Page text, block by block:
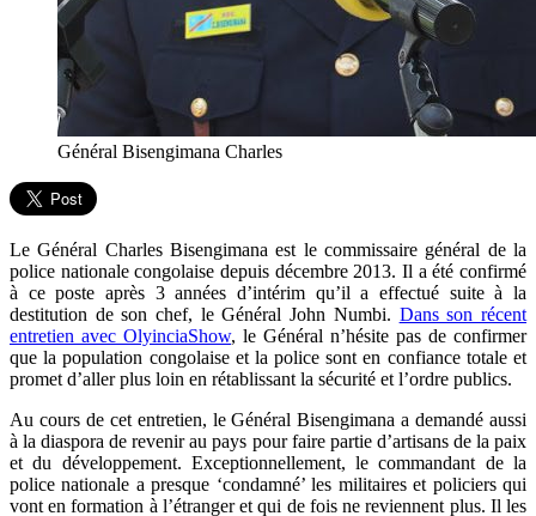
Général Bisengimana Charles
Le Général Charles Bisengimana est le commissaire général de la
police nationale congolaise depuis décembre 2013. Il a été confirmé
à ce poste après 3 années d’intérim qu’il a effectué suite à la
destitution de son chef, le Général John Numbi. Dans son récent
entretien avec OlyinciaShow, le Général n’hésite pas de confirmer
que la population congolaise et la police sont en confiance totale et
promet d’aller plus loin en rétablissant la sécurité et l’ordre publics.
Au cours de cet entretien, le Général Bisengimana a demandé aussi
à la diaspora de revenir au pays pour faire partie d’artisans de la paix
et du développement. Exceptionnellement, le commandant de la
police nationale a presque ‘condamné’ les militaires et policiers qui
vont en formation à l’étranger et qui de fois ne reviennent plus. Il les